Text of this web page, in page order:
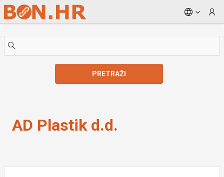
Skip to Main Content
PRETRAŽI
AD Plastik d.d.